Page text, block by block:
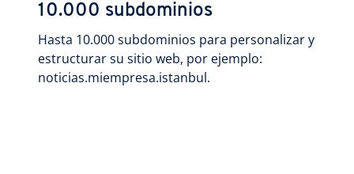
10.000 subdominios
Hasta 10.000 subdominios para personalizar y
estructurar su sitio web, por ejemplo:
noticias.miempresa.istanbul.